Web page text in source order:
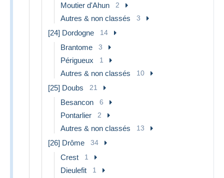
Moutier d'Ahun 2
Autres & non classés 3
[24] Dordogne 14
Brantome 3
Périgueux 1
Autres & non classés 10
[25] Doubs 21
Besancon 6
Pontarlier 2
Autres & non classés 13
[26] Drôme 34
Crest 1
Dieulefit 1